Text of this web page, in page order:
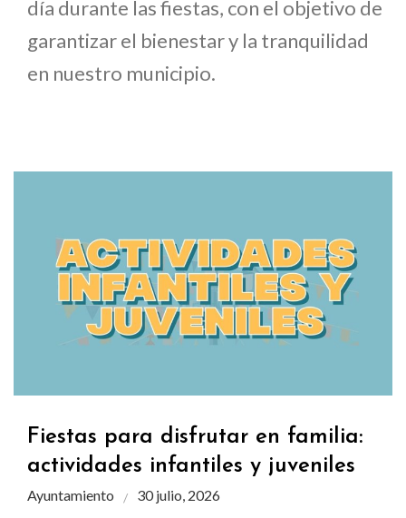
día durante las fiestas, con el objetivo de
garantizar el bienestar y la tranquilidad
en nuestro municipio.
Fiestas para disfrutar en familia:
actividades infantiles y juveniles
Ayuntamiento 30 julio, 2026